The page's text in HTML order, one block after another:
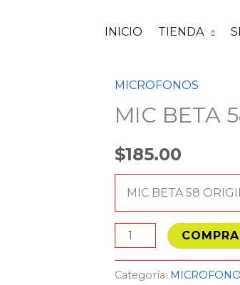
INICIO TIENDA
MICROFONOS
MIC BETA
$185.00
MIC BETA 58
MIC
BETA
ORIGINAL
cantidad
Categoría: